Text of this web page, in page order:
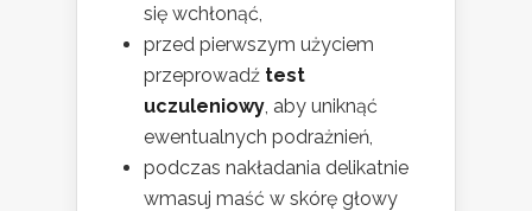
się wchłonąć,
przed pierwszym użyciem
przeprowadź test
uczuleniowy , aby uniknąć
ewentualnych podrażnień,
podczas nakładania delikatnie
wmasuj maść w skórę głowy